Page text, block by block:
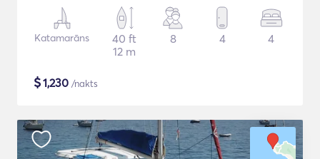
Katamarāns
40 ft
12 m
8 4 4
$1,230 /nakts